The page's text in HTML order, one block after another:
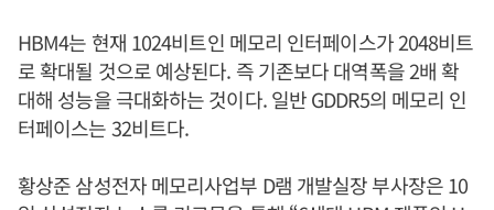
HBM4는 현재 1024비트인 메모리 인터페이스가 2048비트
로 확대될 것으로 예상된다. 즉 기존보다 대역폭을 2배 확
대해 성능을 극대화하는 것이다. 일반 GDDR5의 메모리 인
터페이스는 32비트다.
황상준 삼성전자 메모리사업부 D램 개발실장 부사장은 10